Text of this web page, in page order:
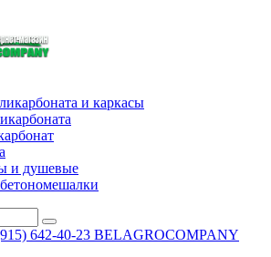
и каркасы
и душевые
642-40-23 BELAGROCOMPANY